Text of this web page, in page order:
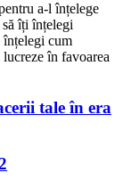
a-l înțelege
să îți înțelegi
înțelegi cum
în favoarea
tale în era